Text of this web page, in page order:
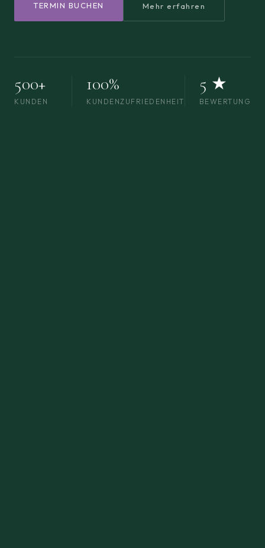
TERMIN BUCHEN Mehr erfahren
500+
KUNDEN
100%
KUNDENZUFRIEDENHEIT
5 ★
BEWERTUNG